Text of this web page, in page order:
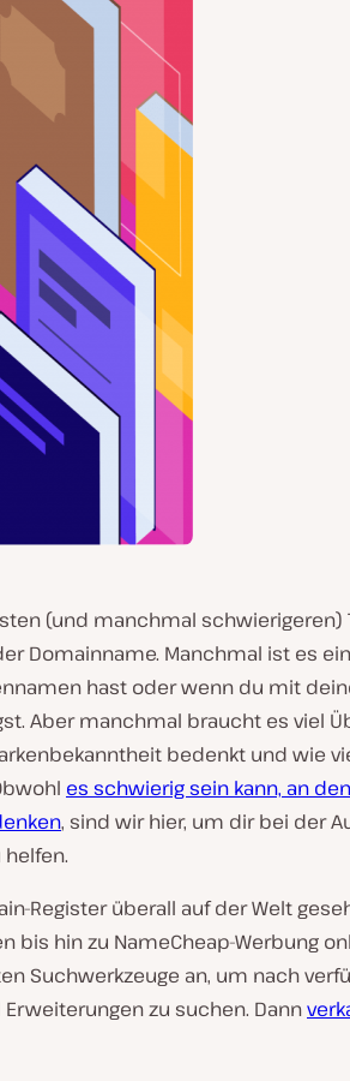
(und manchmal schwierigeren)
Domainname. Manchmal ist es
hast oder wenn du mit
Aber manchmal braucht es viel
bedenkt und wie
es schwierig sein kann, an
, sind wir hier, um dir bei der
Register überall auf der Welt
bis hin zu NameCheap-Werbung
Suchwerkzeuge an, um nach
zu suchen. Dann